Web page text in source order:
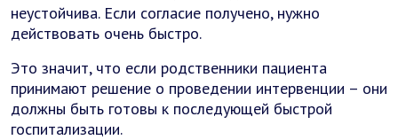
неустойчива. Если согласие получено, нужно
действовать очень быстро.
Это значит, что если родственники пациента
принимают решение о проведении интервенции – они
должны быть готовы к последующей быстрой
госпитализации.